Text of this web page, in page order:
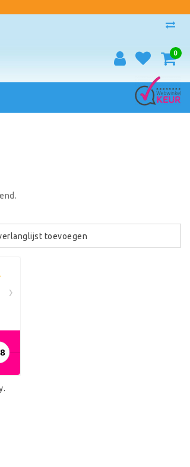
0
toevoegen